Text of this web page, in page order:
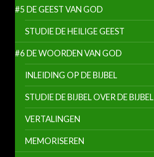
#5 DE GEEST VAN GOD
STUDIE DE HEILIGE GEEST
#6 DE WOORDEN VAN GOD
INLEIDING OP DE BIJBEL
STUDIE DE BIJBEL OVER DE BIJBEL
VERTALINGEN
MEMORISEREN